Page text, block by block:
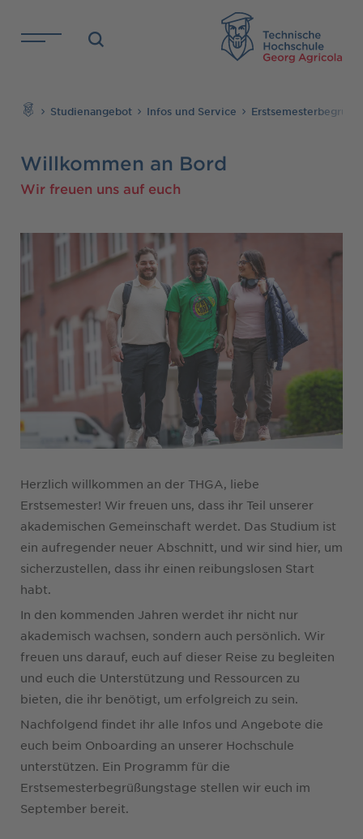
Direkt zu den Inhalten springen
Studienangebot Infos und Service
Willkommen an Bord
Wir freuen uns auf euch
Herzlich willkommen an der THGA, liebe
Erstsemester! Wir freuen uns, dass ihr Teil unserer
akademischen Gemeinschaft werdet. Das Studium ist
ein aufregender neuer Abschnitt, und wir sind hier, um
sicherzustellen, dass ihr einen reibungslosen Start
habt.
In den kommenden Jahren werdet ihr nicht nur
akademisch wachsen, sondern auch persönlich. Wir
freuen uns darauf, euch auf dieser Reise zu begleiten
und euch die Unterstützung und Ressourcen zu
bieten, die ihr benötigt, um erfolgreich zu sein.
Nachfolgend findet ihr alle Infos und Angebote die
euch beim Onboarding an unserer Hochschule
unterstützen. Ein Programm für die
Erstsemesterbegrüßungstage stellen wir euch im
September bereit.